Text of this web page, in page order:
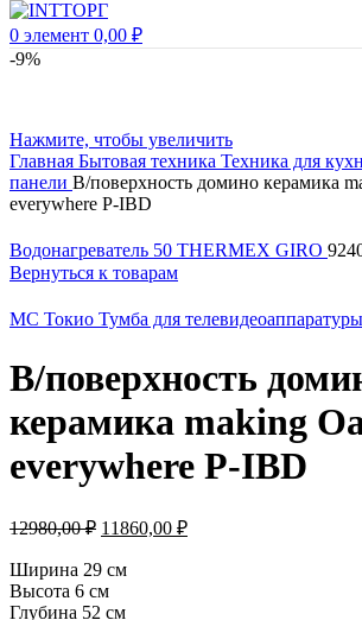
0 элемент 0,00 ₽
-9%
Нажмите, чтобы увеличить
Главная Бытовая техника Техника для
панели В/поверхность домино керамика
everywhere P-IBD
Водонагреватель 50 THERMEX GIRO
Вернуться к товарам
МС Токио Тумба для телевидеоаппаратуры
В/поверхность
керамика making
everywhere P-IBD
12980,00₽ Первоначальная
составляла
12980,00 ₽.
11860,00 ₽Текущая
Ширина 29 см
Высота 6 см
Глубина 52 см